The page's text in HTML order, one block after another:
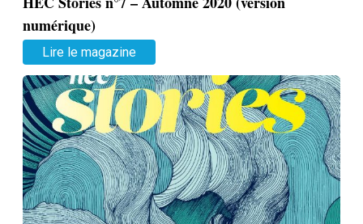
numérique)
Lire le magazine